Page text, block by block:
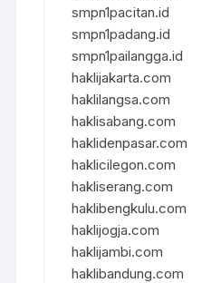
smpn1pacitan.id
smpn1padang.id
smpn1pailangga.id
haklijakarta.com
haklilangsa.com
haklisabang.com
haklidenpasar.com
haklicilegon.com
hakliserang.com
haklibengkulu.com
haklijogja.com
haklijambi.com
haklibandung.com